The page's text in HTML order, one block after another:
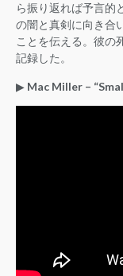
ら振り返れば予言的
の闇と真剣に向き合
ことを伝える。彼の
記録した。
▶︎ Mac Miller –